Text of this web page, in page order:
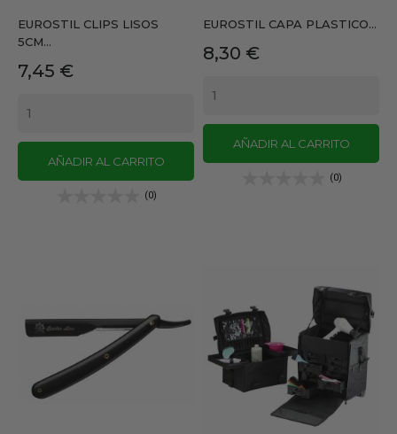
EUROSTIL CLIPS LISOS
5CM...
Precio
7,45 €
AÑADIR AL CARRITO
(0)
EUROSTIL CAPA PLASTICO...
Precio
8,30 €
AÑADIR AL CARRITO
(0)